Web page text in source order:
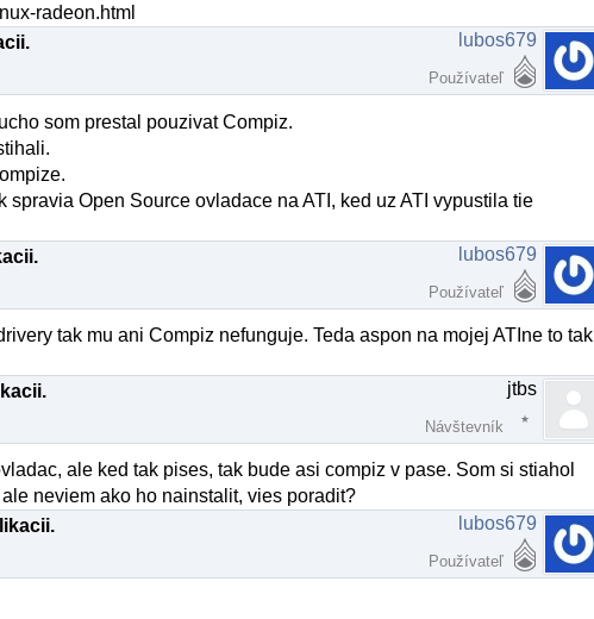
radeon.html
lubos679
Používateľ
som prestal pouzivat Compiz.
Open Source ovladace na ATI, ked uz ATI vypustila tie
lubos679
Používateľ
tak mu ani Compiz nefunguje. Teda aspon na mojej ATIne to tak
jtbs
Návštevník
ale ked tak pises, tak bude asi compiz v pase. Som si stiahol
neviem ako ho nainstalit, vies poradit?
lubos679
Používateľ